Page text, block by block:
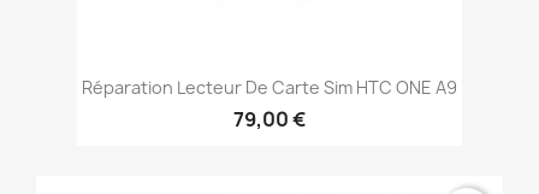
Réparation Lecteur De Carte Sim HTC ONE A9
79,00 €